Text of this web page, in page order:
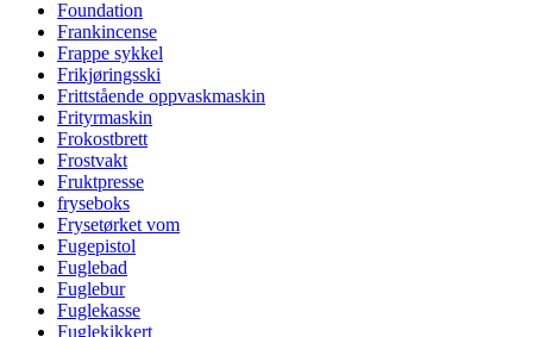
Foundation
Frankincense
Frappe sykkel
Frikjøringsski
Frittstående oppvaskmaskin
Frityrmaskin
Frokostbrett
Frostvakt
Fruktpresse
fryseboks
Frysetørket vom
Fugepistol
Fuglebad
Fuglebur
Fuglekasse
Fuglekikkert